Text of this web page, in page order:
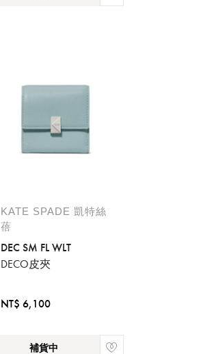
KATE SPADE 凱特絲
蓓
DEC SM FL WLT
DECO皮夾
NT$ 6,100
補貨中